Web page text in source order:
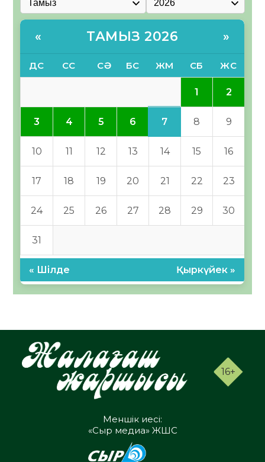
« ТАМЫЗ 2026 »
ДС СС СӘ БС ЖМ СБ ЖС
1 2
3 4 5 6 7 8 9
10 11 12 13 14 15 16
17 18 19 20 21 22 23
24 25 26 27 28 29 30
31
« Шілде Қыркүйек »
16+
Меншік иесі:
«Сыр медиа» ЖШС